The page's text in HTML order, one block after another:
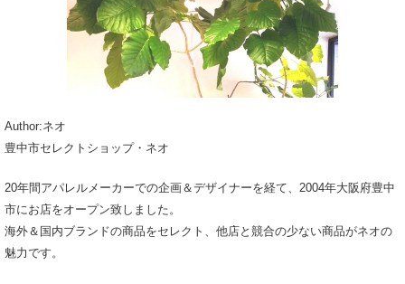
Author:ネオ
豊中市セレクトショップ・ネオ
20年間アパレルメーカーでの企画＆デザイナーを経て、2004年大阪府豊中
市にお店をオープン致しました。
海外＆国内ブランドの商品をセレクト、他店と競合の少ない商品がネオの
魅力です。